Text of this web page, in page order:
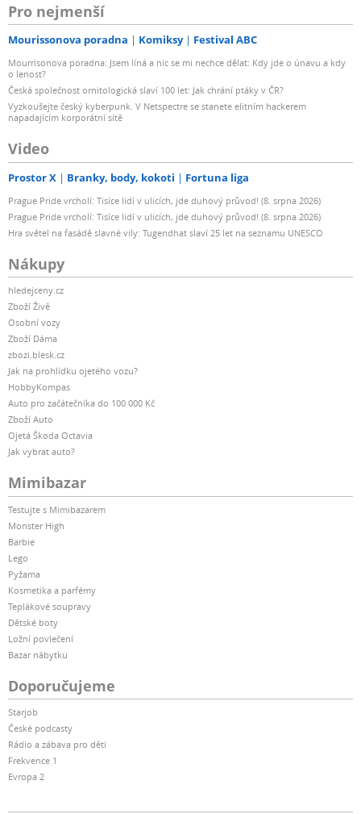
Pro nejmenší
Mourissonova poradna Komiksy Festival ABC
Mourrisonova poradna: Jsem líná a nic se mi nechce dělat: Kdy jde o únavu a kdy
o lenost?
Česká společnost ornitologická slaví 100 let: Jak chrání ptáky v ČR?
Vyzkoušejte český kyberpunk. V Netspectre se stanete elitním hackerem
napadajícím korporátní sítě
Video
Prostor X Branky, body, kokoti Fortuna liga
Prague Pride vrcholí: Tisíce lidí v ulicích, jde duhový průvod! (8. srpna 2026)
Prague Pride vrcholí: Tisíce lidí v ulicích, jde duhový průvod! (8. srpna 2026)
Hra světel na fasádě slavné vily: Tugendhat slaví 25 let na seznamu UNESCO
Nákupy
hledejceny.cz
Zboží Živě
Osobní vozy
Zboží Dáma
zbozi.blesk.cz
Jak na prohlídku ojetého vozu?
HobbyKompas
Auto pro začátečníka do 100 000 Kč
Zboží Auto
Ojetá Škoda Octavia
Jak vybrat auto?
Mimibazar
Testujte s Mimibazarem
Monster High
Barbie
Lego
Pyžama
Kosmetika a parfémy
Teplákové soupravy
Dětské boty
Ložní povlečení
Bazar nábytku
Doporučujeme
Starjob
České podcasty
Rádio a zábava pro děti
Frekvence 1
Evropa 2